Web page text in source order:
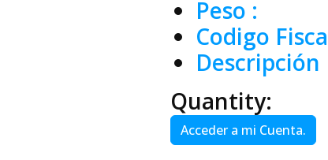
Peso :
Codigo
Descripción
Quantity:
Acceder a mi Cuenta.